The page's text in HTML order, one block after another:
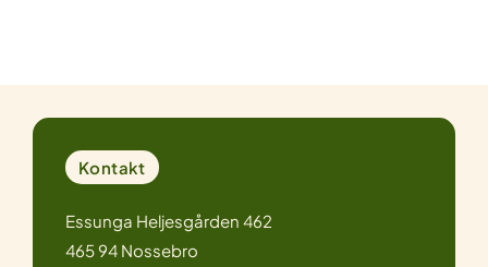
Kontakt
Essunga Heljesgården 462
465 94 Nossebro